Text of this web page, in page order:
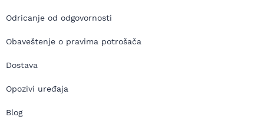
Odricanje od odgovornosti
Obaveštenje o pravima potrošača
Dostava
Opozivi uređaja
Blog